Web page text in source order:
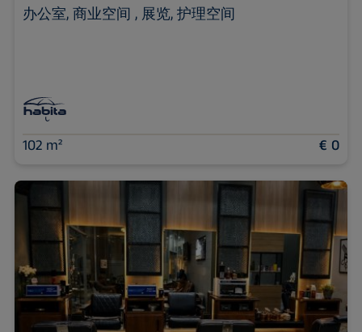
办公室, 商业空间 , 展览, 护理空间
102 m² € 0